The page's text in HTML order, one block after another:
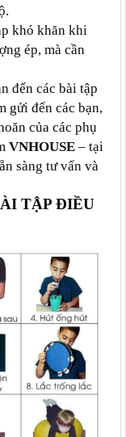
khó khăn khi
ép, mà cần
các bài tập
gửi đến các bạn,
của các phụ
VNHOUSE – tại
sàng tư vấn và
ĐIỀU